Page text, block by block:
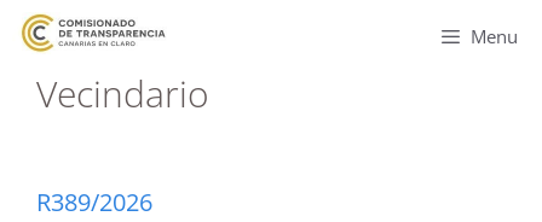
Menu
Vecindario
R389/2026